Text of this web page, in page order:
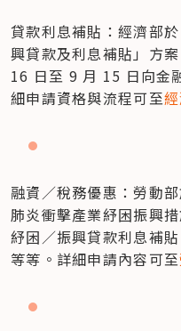
貸款利息補貼：經濟部
興貸款及利息補貼」方
16 日至 9 月 15 日向金
細申請資格與流程可至
融資／稅務優惠：勞動
肺炎衝擊產業紓困振興
紓困／振興貸款利息補
等等。詳細申請內容可至